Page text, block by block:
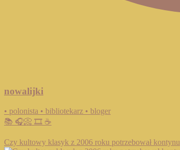
nowalijki
• polonista • bibliotekarz • bloger
📚 🎧📀 🎞️ ☕️
Czy kultowy klasyk z 2006 roku potrzebował kontynu